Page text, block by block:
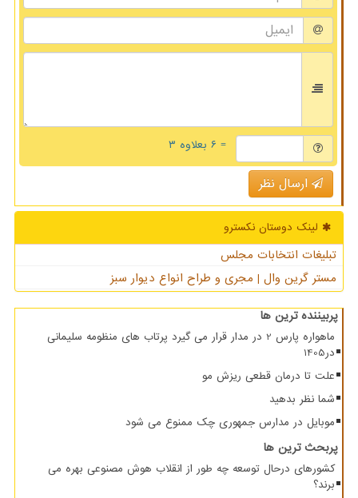
= ۶ بعلاوه ۳
ارسال نظر
لینک دوستان نكسترو
تبلیغات انتخابات مجلس
مستر گرین وال | مجری و طراح انواع دیوار سبز
پربیننده ترین ها
ماهواره پارس 2 در مدار قرار می گیرد پرتاب های منظومه سلیمانی
در1405
علت تا درمان قطعی ریزش مو
شما نظر بدهید
موبایل در مدارس جمهوری چک ممنوع می شود
پربحث ترین ها
کشورهای درحال توسعه چه طور از انقلاب هوش مصنوعی بهره می
برند؟